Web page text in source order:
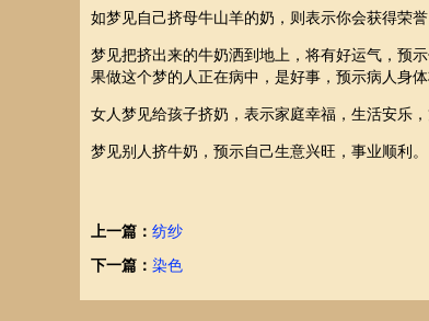
如梦见自己挤母牛山羊的奶，则表示你会获得荣
梦见把挤出来的牛奶洒到地上，将有好运气，预
果做这个梦的人正在病中，是好事，预示病人身体
女人梦见给孩子挤奶，表示家庭幸福，生活安乐，
梦见别人挤牛奶，预示自己生意兴旺，事业顺利。
上一篇： 纺纱
下一篇： 染色